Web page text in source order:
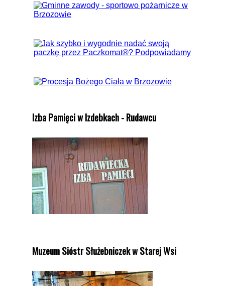
Izba Pamięci w Izdebkach - Rudawcu
Muzeum Sióstr Służebniczek w Starej Wsi